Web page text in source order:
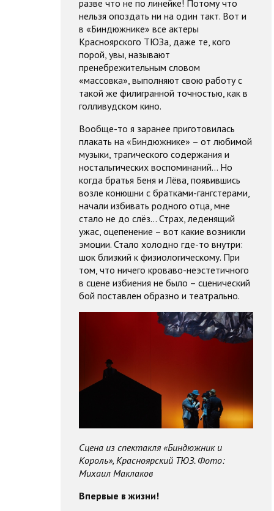
разве что не по линейке! Потому что
нельзя опоздать ни на один такт. Вот и
в «Биндюжнике» все актеры
Красноярского ТЮЗа, даже те, кого
порой, увы, называют
пренебрежительным словом
«массовка», выполняют свою работу с
такой же филигранной точностью, как в
голливудском кино.
Вообще-то я заранее приготовилась
плакать на «Биндюжнике» – от любимой
музыки, трагического содержания и
ностальгических воспоминаний… Но
когда братья Беня и Лёва, появившись
возле конюшни с братками-гангстерами,
начали избивать родного отца, мне
стало не до слёз… Страх, леденящий
ужас, оцепенение – вот какие возникли
эмоции. Стало холодно где-то внутри:
шок близкий к физиологическому. При
том, что ничего кроваво-неэстетичного
в сцене избиения не было – сценический
бой поставлен образно и театрально.
Сцена из спектакля «Биндюжник и
Король», Красноярский ТЮЗ. Фото:
Михаил Маклаков
Впервые в жизни!